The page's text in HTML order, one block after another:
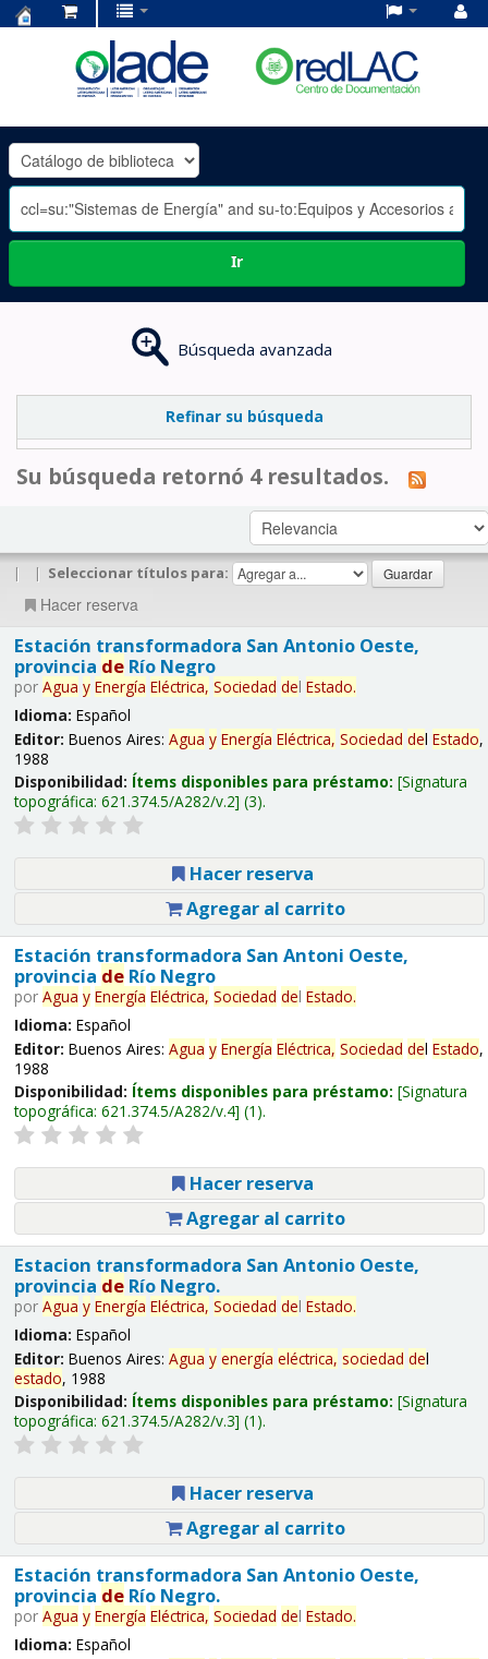
OLADE
-
Ir
Búsqueda avanzada
Refinar su búsqueda
Su búsqueda retornó 4 resultados.
| | Seleccionar títulos para:
Hacer reserva
Estación transformadora San Antonio Oeste,
provincia deRío Negro
por Agua y Energía Eléctrica, Sociedad del Estado.
Idioma: Español
Editor: Buenos Aires: Agua y Energía Eléctrica, Sociedad del Estado,
1988
Disponibilidad: Ítems disponibles para préstamo: Signatura
topográfica: 621.374.5/A282/v.2 (3).
Hacer reserva
Agregar al carrito
Estación transformadora San Antoni Oeste,
provincia deRío Negro
por Agua y Energía Eléctrica, Sociedad del Estado.
Idioma: Español
Editor: Buenos Aires: Agua y Energía Eléctrica, Sociedad del Estado,
1988
Disponibilidad: Ítems disponibles para préstamo: Signatura
topográfica: 621.374.5/A282/v.4 (1).
Hacer reserva
Agregar al carrito
Estacion transformadora San Antonio Oeste,
provincia deRío Negro.
por Agua y Energía Eléctrica, Sociedad del Estado.
Idioma: Español
Editor: Buenos Aires: Agua y energía eléctrica, sociedad del
estado, 1988
Disponibilidad: Ítems disponibles para préstamo: Signatura
topográfica: 621.374.5/A282/v.3 (1).
Hacer reserva
Agregar al carrito
Estación transformadora San Antonio Oeste,
provincia deRío Negro.
por Agua y Energía Eléctrica, Sociedad del Estado.
Idioma: Español